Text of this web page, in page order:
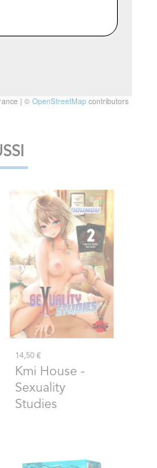
| © OpenStreetMap contributors
14,50 €
Kmi House -
Sexuality
Studies